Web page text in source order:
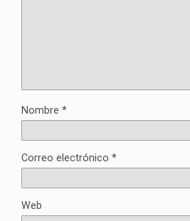
Nombre *
Correo electrónico *
Web